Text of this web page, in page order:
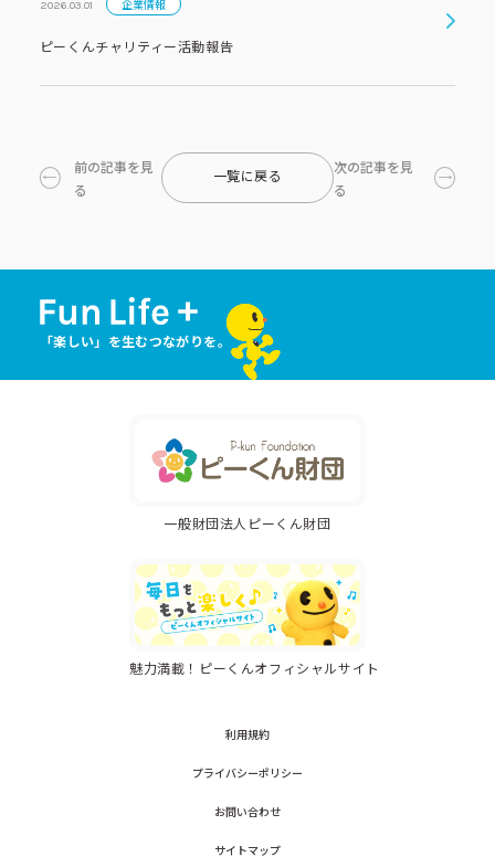
2026.03.01 企業情報
ピーくんチャリティー活動報告
前の記事を見
る
一覧に戻る
次の記事を見
る
「楽しい」を生むつながりを。
一般財団法人ピーくん財団
魅力満載！ピーくんオフィシャルサイト
利用規約
プライバシーポリシー
お問い合わせ
サイトマップ